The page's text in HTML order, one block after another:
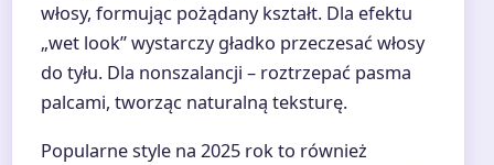
włosy, formując pożądany kształt. Dla efektu
„wet look” wystarczy gładko przeczesać włosy
do tyłu. Dla nonszalancji – roztrzepać pasma
palcami, tworząc naturalną teksturę.
Popularne style na 2025 rok to również